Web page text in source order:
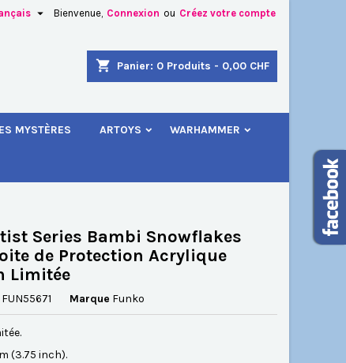
Bienvenue, Connexion ou Créez votre compte

shopping_cart Panier: 0 Produits - 0,00 CHF
MYSTÈRES ARTOYS WARHAMMER
Series Bambi Snowflakes
de Protection Acrylique
Limitée
FUN55671 Marque Funko
(3.75 inch).